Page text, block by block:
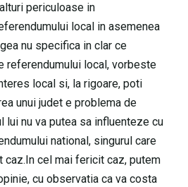
periculoase in
local in asemenea
nu specifica in clar ce
referendumului local, vorbeste
local si, la rigoare, poti
unui judet e problema de
lui nu va putea sa influenteze cu
national, singurul care
caz.In cel mai fericit caz, putem
cu observatia ca va costa